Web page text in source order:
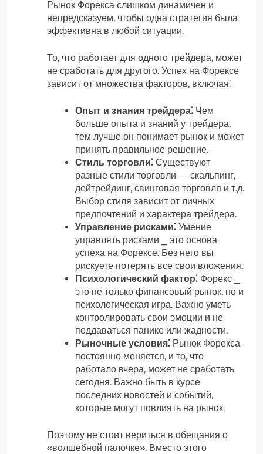
Рынок Форекса слишком динамичен и
непредсказуем, чтобы одна стратегия была
эффективна в любой ситуации.
То, что работает для одного трейдера, может
не сработать для другого. Успех на Форексе
зависит от множества факторов, включая⁚
Опыт и знания трейдера⁚ Чем
больше опыта и знаний у трейдера,
тем лучше он понимает рынок и может
принять правильное решение.
Стиль торговли⁚ Существуют
разные стили торговли ― скальпинг,
дейтрейдинг, свинговая торговля и т.д.
Выбор стиля зависит от личных
предпочтений и характера трейдера.
Управление рисками⁚ Умение
управлять рисками ⎯ это основа
успеха на Форексе. Без него вы
рискуете потерять все свои вложения.
Психологический фактор⁚ Форекс ⎯
это не только финансовый рынок, но и
психологическая игра. Важно уметь
контролировать свои эмоции и не
поддаваться панике или жадности.
Рыночные условия⁚ Рынок Форекса
постоянно меняется, и то, что
работало вчера, может не сработать
сегодня. Важно быть в курсе
последних новостей и событий,
которые могут повлиять на рынок.
Поэтому не стоит вериться в обещания о
«волшебной палочке». Вместо этого